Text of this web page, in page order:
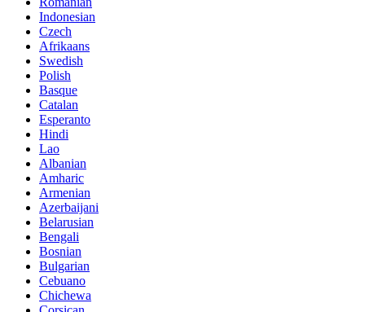
Indonesian
Czech
Afrikaans
Swedish
Polish
Basque
Catalan
Esperanto
Hindi
Lao
Albanian
Amharic
Armenian
Azerbaijani
Belarusian
Bengali
Bosnian
Bulgarian
Cebuano
Chichewa